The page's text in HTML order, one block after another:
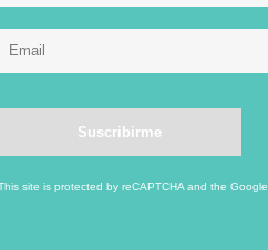
site is protected by reCAPTCHA and the Google